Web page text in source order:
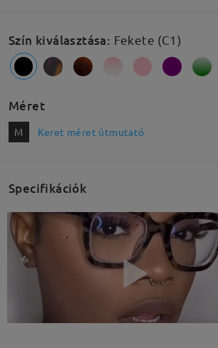
Szín kiválasztása: Fekete (C1)
Méret
M Keret méret útmutató
Specifikációk